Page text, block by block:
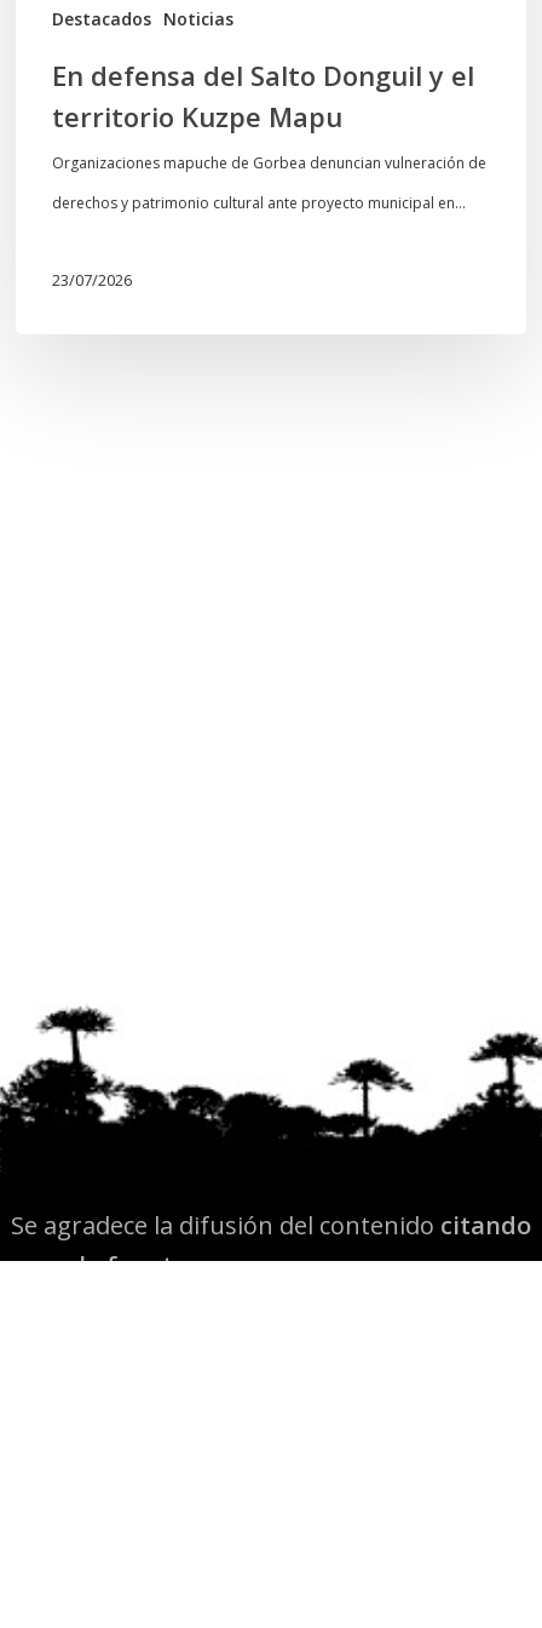
Destacados Noticias
Mapu
En defensa del Salto Donguil y el
territorio Kuzpe Mapu
Organizaciones mapuche de Gorbea denuncian vulneración de
derechos y patrimonio cultural ante proyecto municipal en…
23/07/2026
Se agradece la difusión del contenido citando
la fuente www.mapuexpress.org